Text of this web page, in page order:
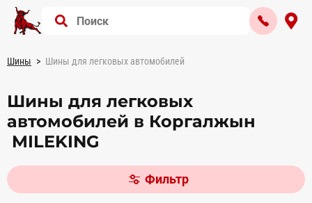
Шины Шины для легковых автомобилей
Шины для легковых
автомобилей в Коргалжын
MILEKING
Фильтр